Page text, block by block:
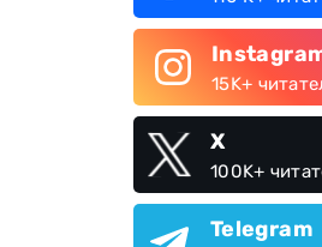
15K+
X
100K+
Telegram